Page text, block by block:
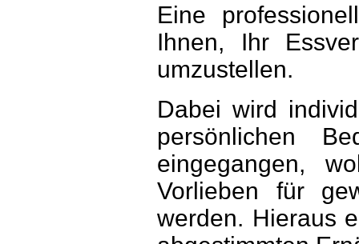
Eine
Ihnen, Ihr
umzustellen.
Dabei wird
persönlichen
eingegangen,
Vorlieben für
werden. Hieraus